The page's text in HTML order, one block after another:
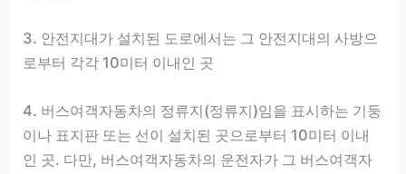
3. 안전지대가 설치된 도로에서는 그 안전지대의 사방으
로부터 각각 10미터 이내인 곳
4. 버스여객자동차의 정류지(정류지)임을 표시하는 기둥
이나 표지판 또는 선이 설치된 곳으로부터 10미터 이내
인 곳. 다만, 버스여객자동차의 운전자가 그 버스여객자